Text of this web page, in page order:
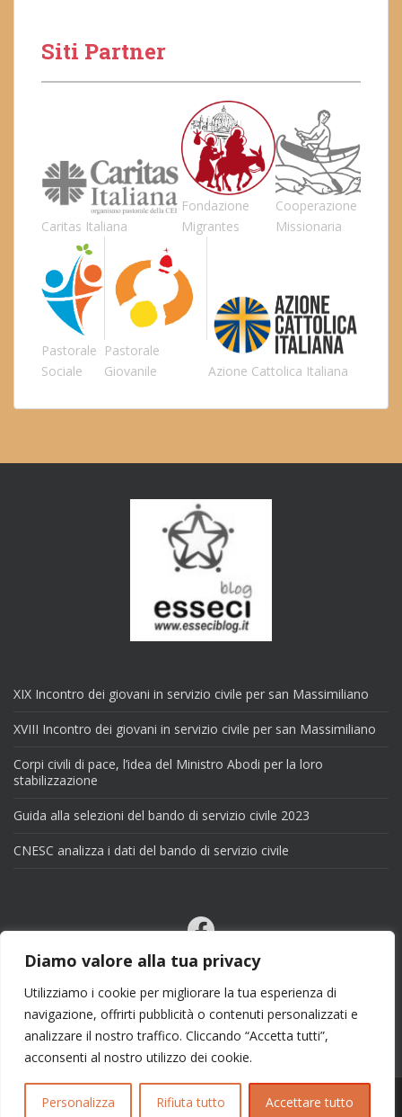
Diamo valore alla tua privacy
Utilizziamo i cookie per migliorare la tua esperienza di
navigazione, offrirti pubblicità o contenuti personalizzati e
analizzare il nostro traffico. Cliccando “Accetta tutti”,
acconsenti al nostro utilizzo dei cookie.
Personalizza Rifiuta tutto Accettare tutto
Siti Partner
Caritas Italiana
Fondazione
Migrantes
Cooperazione
Missionaria
Pastorale
Sociale
Pastorale
Giovanile
Azione Cattolica Italiana
XIX Incontro dei giovani in servizio civile per san Massimiliano
XVIII Incontro dei giovani in servizio civile per san Massimiliano
Corpi civili di pace, l’idea del Ministro Abodi per la loro
stabilizzazione
Guida alla selezioni del bando di servizio civile 2023
CNESC analizza i dati del bando di servizio civile
Facebook
Email
X
Copyright 2025 | info@esseciblog.it | Tema perColorlibDisegnato da